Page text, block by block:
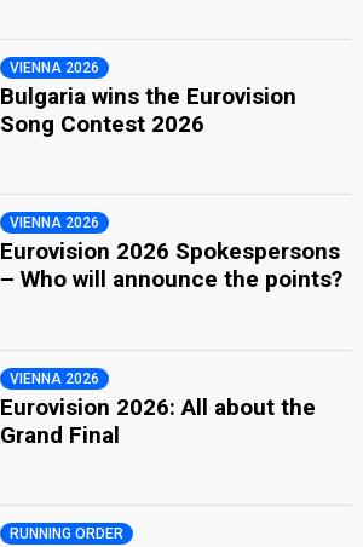
VIENNA 2026
Bulgaria wins the Eurovision
Song Contest 2026
VIENNA 2026
Eurovision 2026 Spokespersons
– Who will announce the points?
VIENNA 2026
Eurovision 2026: All about the
Grand Final
RUNNING ORDER